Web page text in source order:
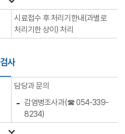
시료접수 후 처리기한내(과별로
처리기한 상이) 처리
사
담당과 문의
감염병조사과(☎ 054-339-
8234)